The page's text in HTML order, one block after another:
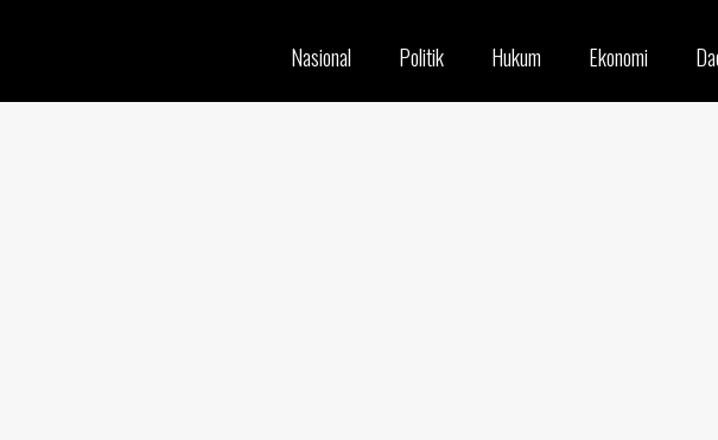
Nasional Politik Hukum Ekonomi